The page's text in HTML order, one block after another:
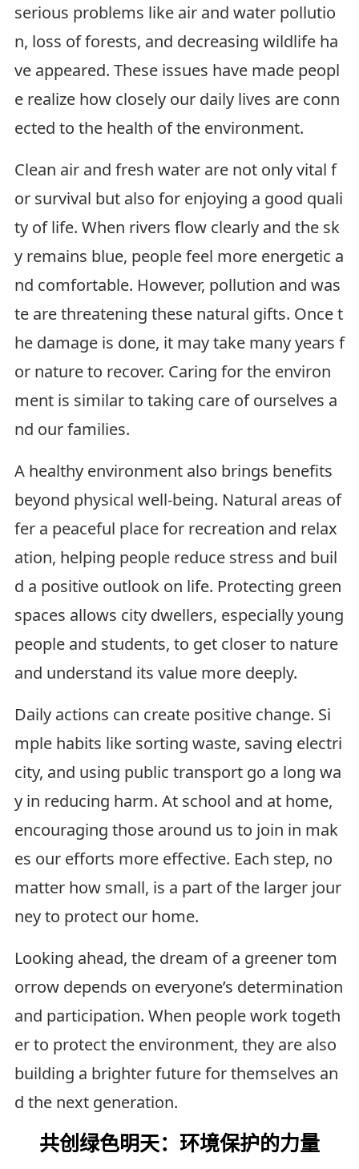
serious problems like air and water pollutio
n, loss of forests, and decreasing wildlife ha
ve appeared. These issues have made peopl
e realize how closely our daily lives are conn
ected to the health of the environment.
Clean air and fresh water are not only vital f
or survival but also for enjoying a good quali
ty of life. When rivers flow clearly and the sk
y remains blue, people feel more energetic a
nd comfortable. However, pollution and was
te are threatening these natural gifts. Once t
he damage is done, it may take many years f
or nature to recover. Caring for the environ
ment is similar to taking care of ourselves a
nd our families.
A healthy environment also brings benefits
beyond physical well-being. Natural areas of
fer a peaceful place for recreation and relax
ation, helping people reduce stress and buil
d a positive outlook on life. Protecting green
spaces allows city dwellers, especially young
people and students, to get closer to nature
and understand its value more deeply.
Daily actions can create positive change. Si
mple habits like sorting waste, saving electri
city, and using public transport go a long wa
y in reducing harm. At school and at home,
encouraging those around us to join in mak
es our efforts more effective. Each step, no
matter how small, is a part of the larger jour
ney to protect our home.
Looking ahead, the dream of a greener tom
orrow depends on everyone’s determination
and participation. When people work togeth
er to protect the environment, they are also
building a brighter future for themselves an
d the next generation.
共创绿色明天：环境保护的力量